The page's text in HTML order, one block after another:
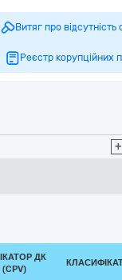
Витяг про відсутність
Реєстр корупційних
+
ДК